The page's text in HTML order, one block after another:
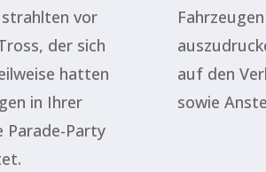
vor
der sich
hatten
in Ihrer
Party
auf den
sowie